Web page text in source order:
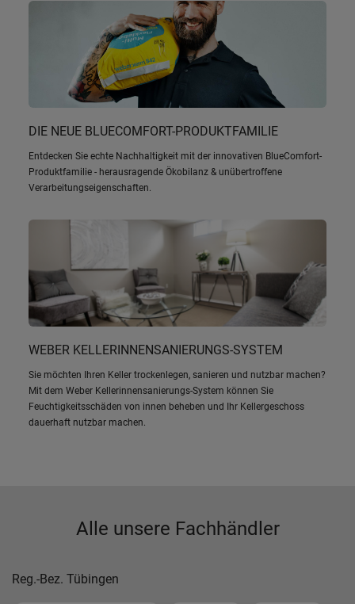
DIE NEUE BLUECOMFORT-PRODUKTFAMILIE
Entdecken Sie echte Nachhaltigkeit mit der innovativen BlueComfort-
Produktfamilie - herausragende Ökobilanz & unübertroffene
Verarbeitungseigenschaften.
WEBER KELLERINNENSANIERUNGS-SYSTEM
Sie möchten Ihren Keller trockenlegen, sanieren und nutzbar machen?
Mit dem Weber Kellerinnensanierungs-System können Sie
Feuchtigkeitsschäden von innen beheben und Ihr Kellergeschoss
dauerhaft nutzbar machen.
Alle unsere Fachhändler
Reg.-Bez. Tübingen